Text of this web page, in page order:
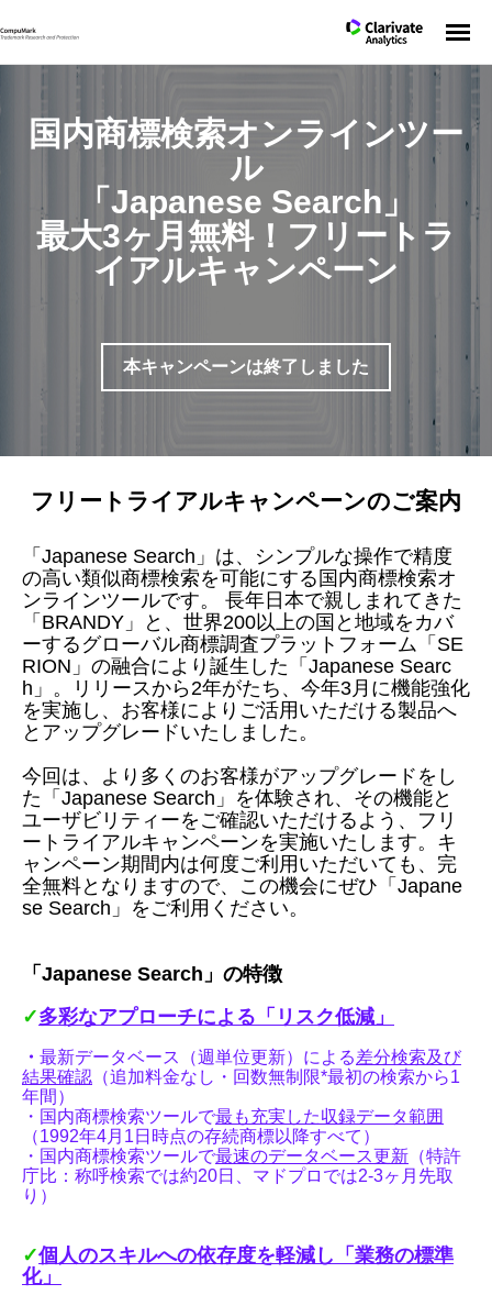
国内商標検索オンラインツー
ル
「Japanese Search」
最大3ヶ月無料！フリートラ
イアルキャンペーン
本キャンペーンは終了しました
フリートライアルキャンペーンのご案内
「Japanese Search」は、シンプルな操作で精度
の高い類似商標検索を可能にする国内商標検索オ
ンラインツールです。 長年日本で親しまれてきた
「BRANDY」と、世界200以上の国と地域をカバ
ーするグローバル商標調査プラットフォーム「SE
RION」の融合により誕生した「Japanese Searc
h」。リリースから2年がたち、今年3月に機能強化
を実施し、お客様によりご活用いただける製品へ
とアップグレードいたしました。
今回は、より多くのお客様がアップグレードをし
た「Japanese Search」を体験され、その機能と
ユーザビリティーをご確認いただけるよう、フリ
ートライアルキャンペーンを実施いたします。キ
ャンペーン期間内は何度ご利用いただいても、完
全無料となりますので、この機会にぜひ「Japane
se Search」をご利用ください。
「Japanese Search」の特徴
✓多彩なアプローチによる「リスク低減」
・ 最新データベース（週単位更新）による差分検索及び
結果確認 （追加料金なし・回数無制限*最初の検索から1
年間 ）
・国内商標検索ツールで最も充実した収録データ範囲
（1992年4月1日時点の存続商標以降すべて）
・国内商標検索ツールで最速のデータベース更新 （特許
庁比：称呼検索では約20日、マドプロでは2-3ヶ月先取
り）
✓個人のスキルへの依存度を軽減し「業務の標準
化」